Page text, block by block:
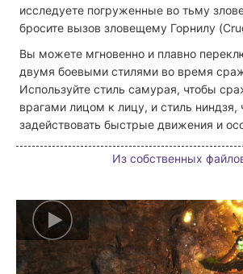
исследуете погруженные во тьму
бросите вызов зловещему Горнилу
Вы можете мгновенно и плавно
двумя боевыми стилями во время
Используйте стиль самурая, чтобы
врагами лицом к лицу, и стиль ниндзя,
задействовать быстрые движения и
Из собственных